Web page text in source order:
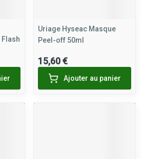
Uriage Hyseac Masque
Peel-off 50ml
15,60 €
Ajouter au panier